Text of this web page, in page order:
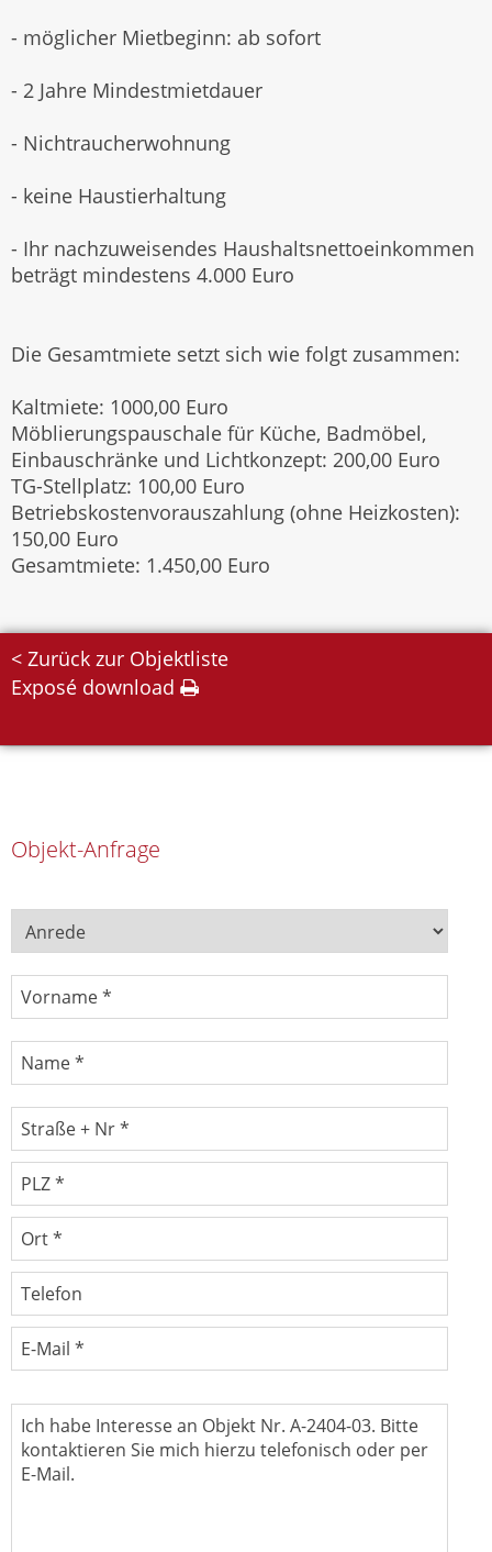
- möglicher Mietbeginn: ab sofort
- 2 Jahre Mindestmietdauer
- Nichtraucherwohnung
- keine Haustierhaltung
- Ihr nachzuweisendes Haushaltsnettoeinkommen
beträgt mindestens 4.000 Euro
Die Gesamtmiete setzt sich wie folgt zusammen:
Kaltmiete: 1000,00 Euro
Möblierungspauschale für Küche, Badmöbel,
Einbauschränke und Lichtkonzept: 200,00 Euro
TG-Stellplatz: 100,00 Euro
Betriebskostenvorauszahlung (ohne Heizkosten):
150,00 Euro
Gesamtmiete: 1.450,00 Euro
< Zurück zur Objektliste
Exposé download
Objekt-Anfrage